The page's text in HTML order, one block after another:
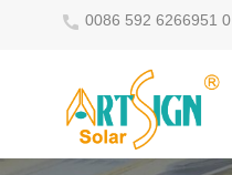
0086 592 6266951 0